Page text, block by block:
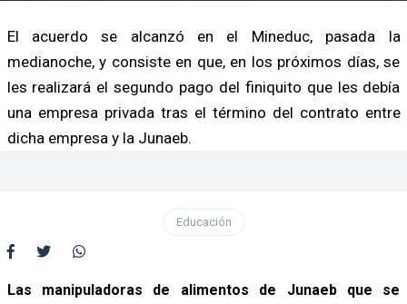
El acuerdo se alcanzó en el Mineduc, pasada la
medianoche, y consiste en que, en los próximos días, se
les realizará el segundo pago del finiquito que les debía
una empresa privada tras el término del contrato entre
dicha empresa y la Junaeb.
Educación
Las manipuladoras de alimentos de Junaeb que se